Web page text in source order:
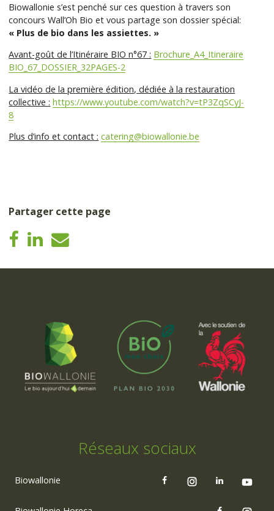
Biowallonie s’est penché sur ces question à travers son
concours Wall’Oh Bio et vous partage son dossier spécial:
« Plus de bio dans les assiettes. »
Avant-goût de l’Itinéraire BIO n°67 : Brochure_A4_Itineraire
BIO_67_DOSSIER_32PAGES-2
La vidéo de la première édition, dédiée à la restauration
collective : https://www.youtube.com/watch?v=tP3ZqSCyJ-
8
Plus d’info et contact : catering@biowallonie.be
Partager cette page
Réseaux sociaux
Biowallonie